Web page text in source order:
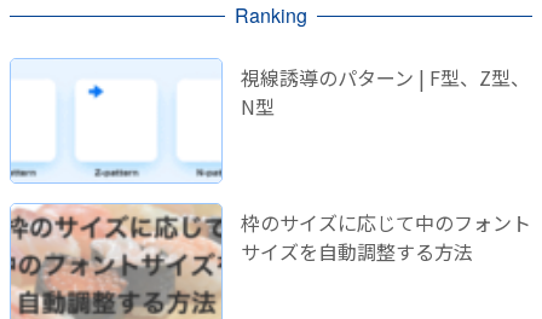
Ranking
視線誘導のパターン | F型、Z型、
N型
枠のサイズに応じて中のフォント
サイズを自動調整する方法